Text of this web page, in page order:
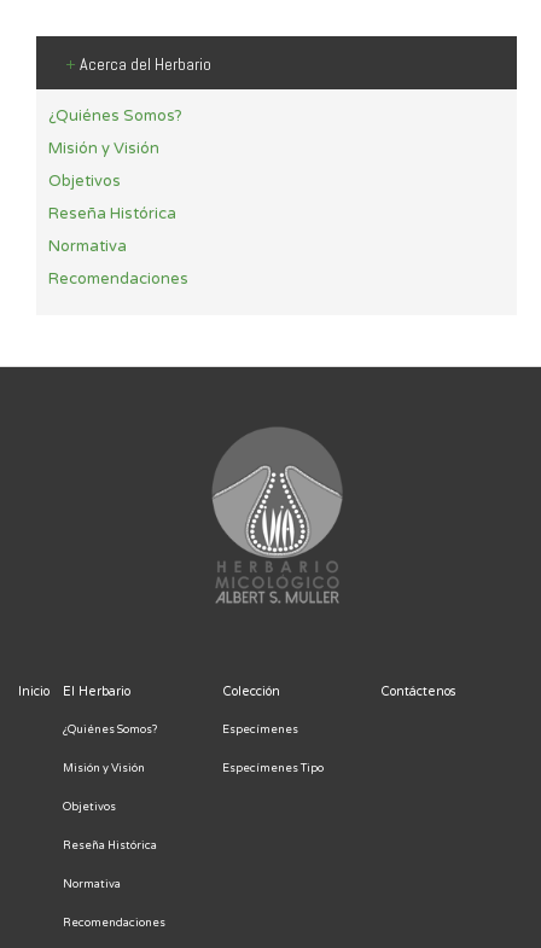
+ Acerca del Herbario
¿Quiénes Somos?
Misión y Visión
Objetivos
Reseña Histórica
Normativa
Recomendaciones
Inicio El Herbario
¿Quiénes Somos?
Misión y Visión
Objetivos
Reseña Histórica
Normativa
Recomendaciones
Colección
Especímenes
Especímenes Tipo
Contáctenos